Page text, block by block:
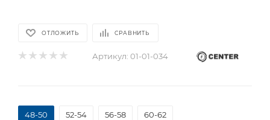
ОТЛОЖИТЬ СРАВНИТЬ
Артикул: 01-01-034
48-50 52-54 56-58 60-62